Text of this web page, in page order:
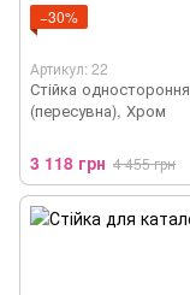
−30%
Артикул: 22
Стійка одностороння
(пересувна), Хром
3 118 грн 4 455 грн